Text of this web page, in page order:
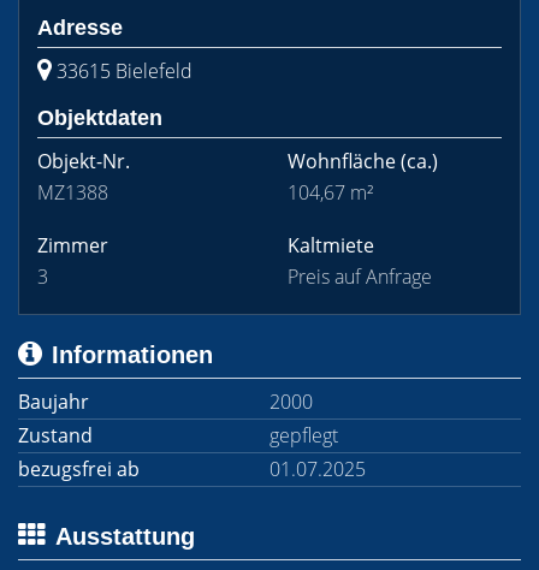
Adresse
33615 Bielefeld
Objektdaten
Objekt-Nr.
MZ1388
Wohnfläche(ca.)
104,67 m²
Zimmer
3
Kaltmiete
Preis auf Anfrage
Informationen
Baujahr
2000
Zustand
gepflegt
bezugsfrei ab
01.07.2025
Ausstattung